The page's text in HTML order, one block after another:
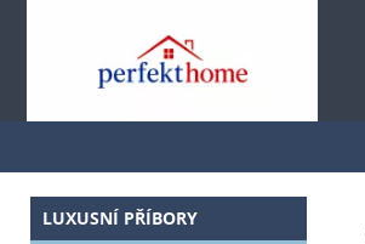
LUXUSNÍ PŘÍBORY